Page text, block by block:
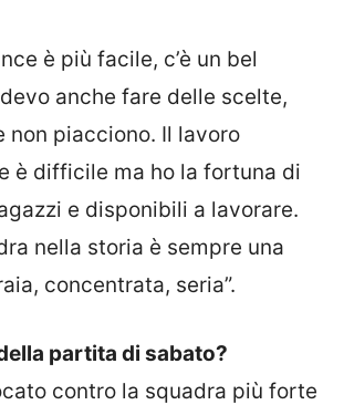
è più facile, c’è un bel
anche fare delle scelte,
non piacciono. Il lavoro
è difficile ma ho la fortuna di
e disponibili a lavorare.
nella storia è sempre una
concentrata, seria”.
partita di sabato?
contro la squadra più forte